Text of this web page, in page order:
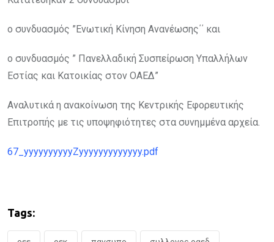
ο συνδυασμός ”Ενωτική Κίνηση Ανανέωσης΄΄ και
ο συνδυασμός ” Πανελλαδική Συσπείρωση Υπαλλήλων
Εστίας και Κατοικίας στον ΟΑΕΔ”
Αναλυτικά η ανακοίνωση της Κεντρικής Εφορευτικής
Επιτροπής με τις υποψηφιότητες στα συνημμένα αρχεία.
67_yyyyyyyyyyZyyyyyyyyyyyyy.pdf
Tags: